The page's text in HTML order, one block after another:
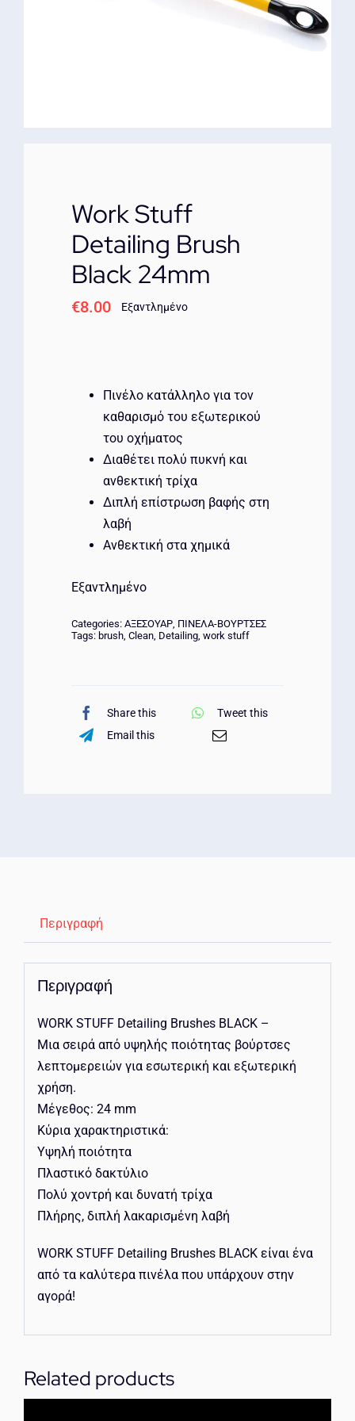
Work Stuff
Detailing Brush
Black 24mm
€8.00 Εξαντλημένο
Πινέλο κατάλληλο για τον
καθαρισμό του εξωτερικού
του οχήματος
Διαθέτει πολύ πυκνή και
ανθεκτική τρίχα
Διπλή επίστρωση βαφής στη
λαβή
Ανθεκτική στα χημικά
Εξαντλημένο
Categories: ΑΞΕΣΟΥΑΡ, ΠΙΝΕΛΑ-ΒΟΥΡΤΣΕΣ
Tags: brush, Clean, Detailing, work stuff
Share this
Tweet this
Email this
Περιγραφή
Περιγραφή
WORK STUFF Detailing Brushes BLACK –
Μια σειρά από υψηλής ποιότητας βούρτσες
λεπτομερειών για εσωτερική και εξωτερική
χρήση.
Μέγεθος: 24 mm
Κύρια χαρακτηριστικά:
Υψηλή ποιότητα
Πλαστικό δακτύλιο
Πολύ χοντρή και δυνατή τρίχα
Πλήρης, διπλή λακαρισμένη λαβή
WORK STUFF Detailing Brushes BLACK είναι ένα
από τα καλύτερα πινέλα που υπάρχουν στην
αγορά!
Related products